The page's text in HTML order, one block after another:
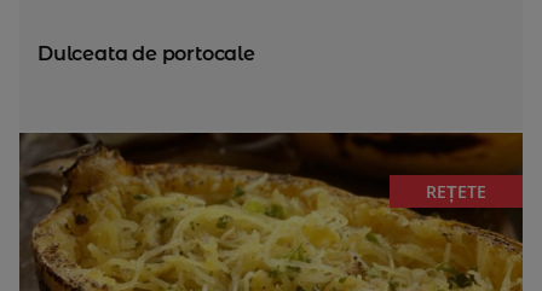
Dulceata de portocale
REȚETE